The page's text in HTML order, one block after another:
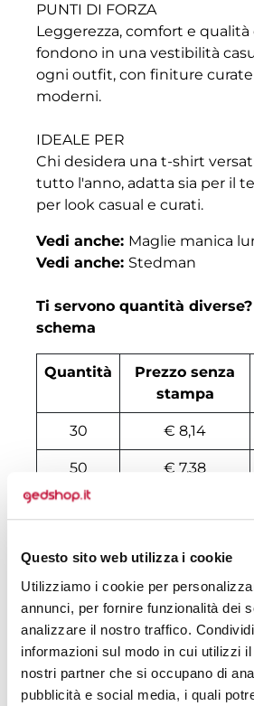
Questo sito web utilizza i cookie
Utilizziamo i cookie per
annunci, per fornire funzionalità dei
analizzare il nostro traffico.
informazioni sul modo in cui utilizzi
nostri partner che si occupano di
pubblicità e social media, i quali
PUNTI DI FORZA
Leggerezza, comfort e
fondono in una vestibilità
ogni outfit, con finiture curate
moderni.
IDEALE PER
Chi desidera una t-shirt
tutto l'anno, adatta sia per il
per look casual e curati.
Vedi anche: Maglie manica
Vedi anche: Stedman
Ti servono quantità
schema
Quantità
Prezzo senza
stampa
30 € 8,14
50 € 7,38
100
1000 € 6,25
1500 € 6,19
2000 € 6,12